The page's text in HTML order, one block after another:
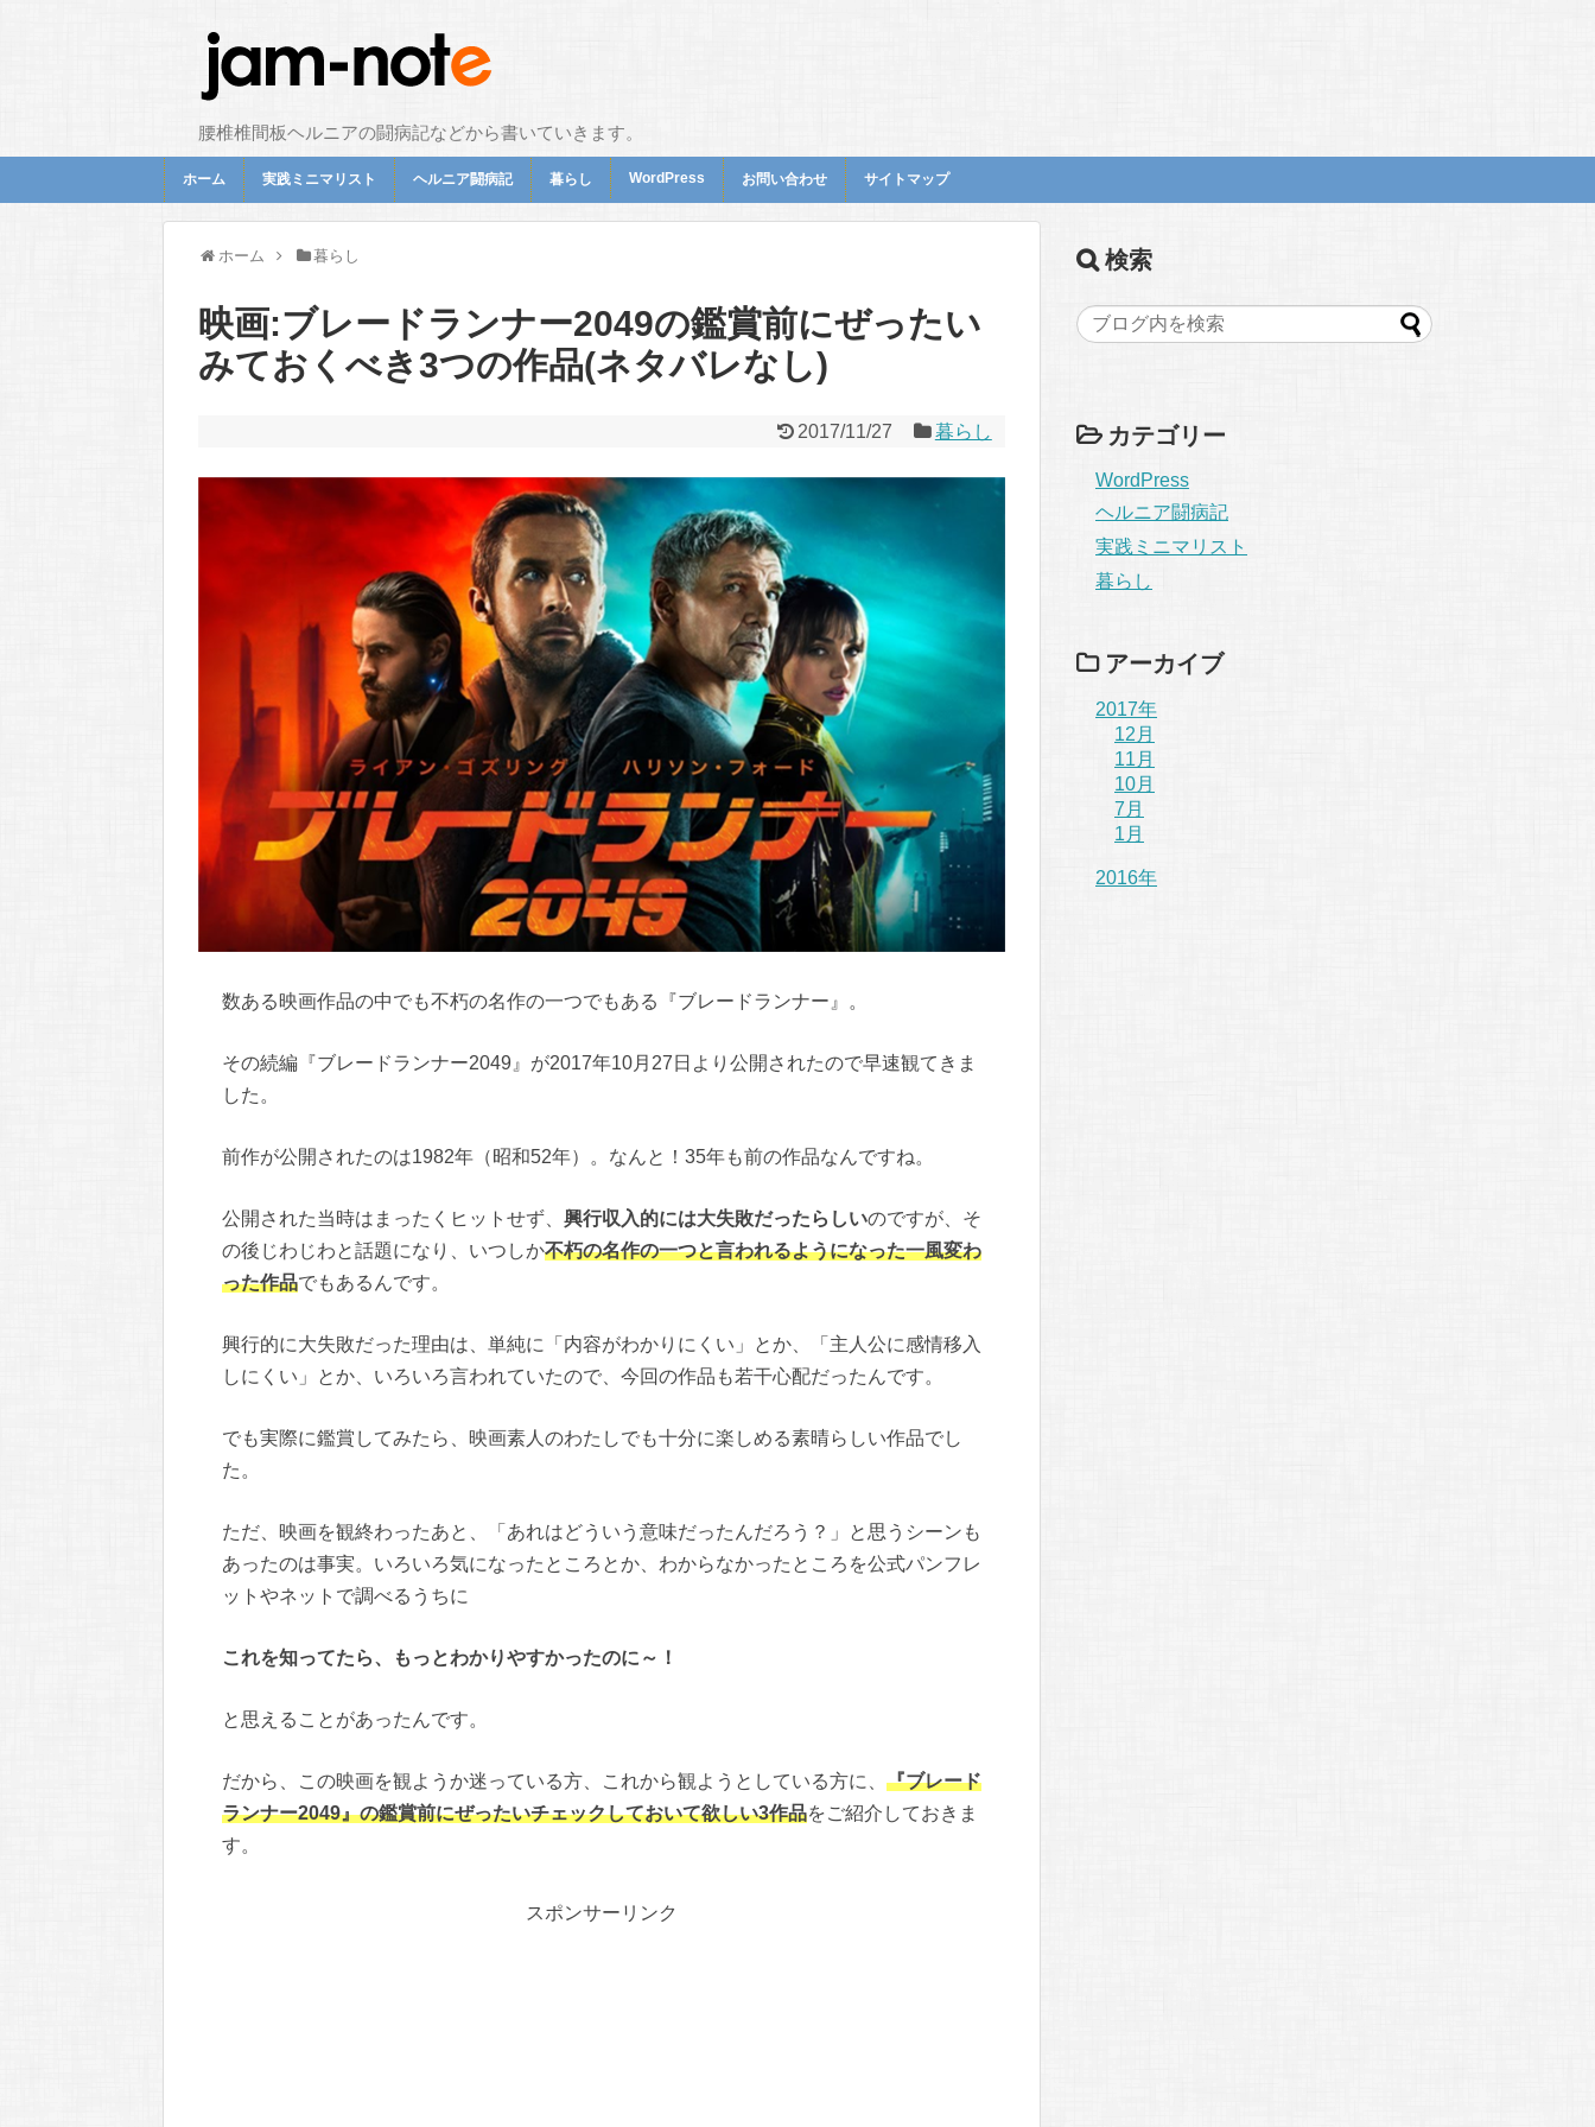
腰椎椎間板ヘルニアの闘病記などから書いていきます。
ホーム 実践ミニマリスト ヘルニア闘病記 暮らし WordPress お問い合わせ サイトマップ
ホーム 暮らし
映画:ブレードランナー2049の鑑賞前にぜったい
みておくべき3つの作品(ネタバレなし)
2017/11/27 暮らし
数ある映画作品の中でも不朽の名作の一つでもある『ブレードランナー』。
その続編『ブレードランナー2049』が2017年10月27日より公開されたので早速観てきま
した。
前作が公開されたのは1982年（昭和52年）。なんと！35年も前の作品なんですね。
公開された当時はまったくヒットせず、 興行収入的には大失敗だったらしいのですが、そ
の後じわじわと話題になり、いつしか不朽の名作の一つと言われるようになった一風変わ
った作品でもあるんです。
興行的に大失敗だった理由は、単純に「内容がわかりにくい」とか、「主人公に感情移入
しにくい」とか、いろいろ言われていたので、今回の作品も若干心配だったんです。
でも実際に鑑賞してみたら、映画素人のわたしでも十分に楽しめる素晴らしい作品でし
た。
ただ、映画を観終わったあと、「あれはどういう意味だったんだろう？」と思うシーンも
あったのは事実。いろいろ気になったところとか、わからなかったところを公式パンフレ
ットやネットで調べるうちに
これを知ってたら、もっとわかりやすかったのに～！
と思えることがあったんです。
だから、この映画を観ようか迷っている方、これから観ようとしている方に、 『ブレード
ランナー2049』の鑑賞前にぜったいチェックしておいて欲しい3作品をご紹介しておきま
す。
スポンサーリンク
検索
カテゴリー
WordPress
ヘルニア闘病記
実践ミニマリスト
暮らし
アーカイブ
2017年
12月
11月
10月
7月
1月
2016年